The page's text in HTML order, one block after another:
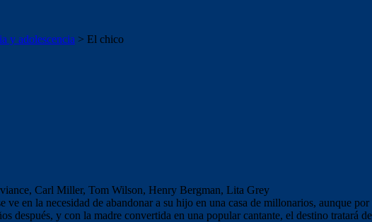
y adolescencia > El chico
Carl Miller, Tom Wilson, Henry Bergman, Lita Grey
ve en la necesidad de abandonar a su hijo en una casa de millonarios, aunque
después, y con la madre convertida en una popular cantante, el destino tratará